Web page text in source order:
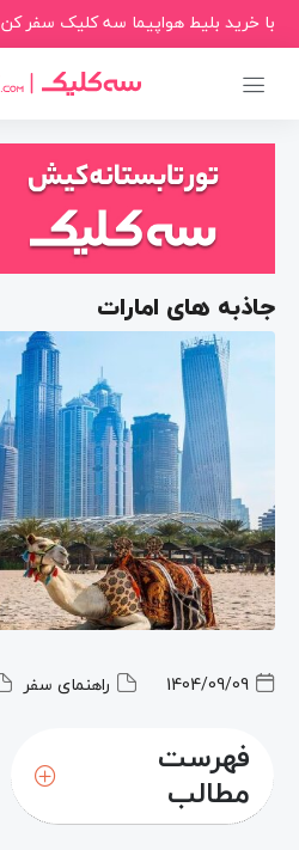
با خرید بلیط هواپیما سه کلیک سفر کن
جاذبه های امارات
1404/09/09 راهنمای سفر
فهرست
مطالب